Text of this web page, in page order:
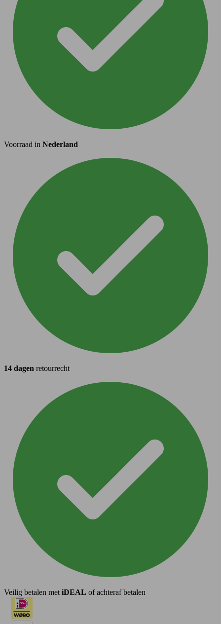
Voorraad in Nederland
14 dagen retourrecht
Veilig betalen met iDEAL of achteraf betalen